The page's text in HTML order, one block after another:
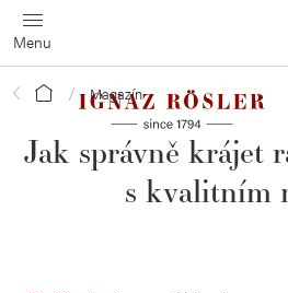
Přejít
na
obsah
Domů Magazín
Jak správně krájet
s kvalitním